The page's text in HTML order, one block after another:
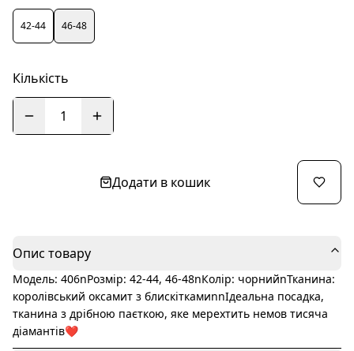
42-44 46-48
Кількість
1
Додати в кошик
Опис товару
Модель: 406nРозмір: 42-44, 46-48nКолір: чорнийnТканина:
королівський оксамит з блискіткамиnnІдеальна посадка,
тканина з дрібною паєткою, яке мерехтить немов тисяча
діамантів❤️‍